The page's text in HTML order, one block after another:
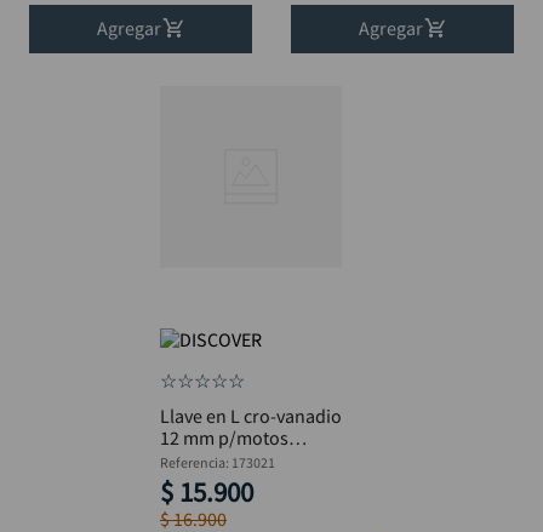
Agregar
Agregar
☆☆☆☆☆
Llave en L cro-vanadio
12 mm p/motos
DISCOVER largo 28
mm
Referencia: 173021
$ 15.900
$16.900